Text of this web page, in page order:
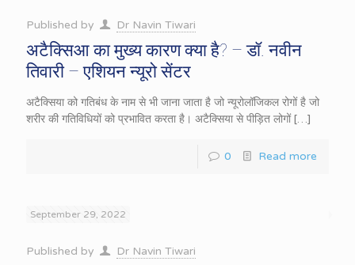
Published by Dr Navin Tiwari
अटैक्सिआ का मुख्य कारण क्या है? – डॉ. नवीन
तिवारी – एशियन न्यूरो सेंटर
अटैक्सिया को गतिबंध के नाम से भी जाना जाता है जो न्यूरोलॉजिकल रोगों है जो
शरीर की गतिविधियों को प्रभावित करता है। अटैक्सिया से पीड़ित लोगों[…]
0 Read more
September 29, 2022
Published by Dr Navin Tiwari